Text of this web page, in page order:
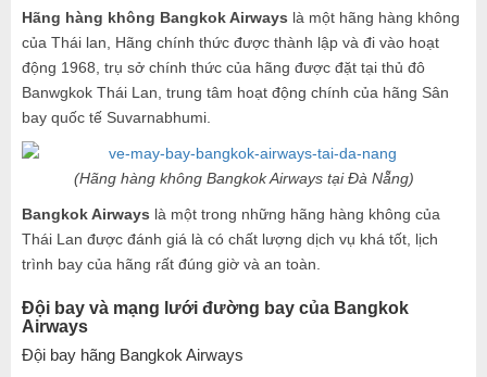
Hãng hàng không Bangkok Airways là một hãng hàng không
của Thái lan, Hãng chính thức được thành lập và đi vào hoạt
động 1968, trụ sở chính thức của hãng được đặt tại thủ đô
Banwgkok Thái Lan, trung tâm hoạt động chính của hãng Sân
bay quốc tế Suvarnabhumi.
(Hãng hàng không Bangkok Airways tại Đà Nẵng)
Bangkok Airways là một trong những hãng hàng không của
Thái Lan được đánh giá là có chất lượng dịch vụ khá tốt, lịch
trình bay của hãng rất đúng giờ và an toàn.
Đội bay và mạng lưới đường bay của Bangkok
Airways
Đội bay hãng Bangkok Airways